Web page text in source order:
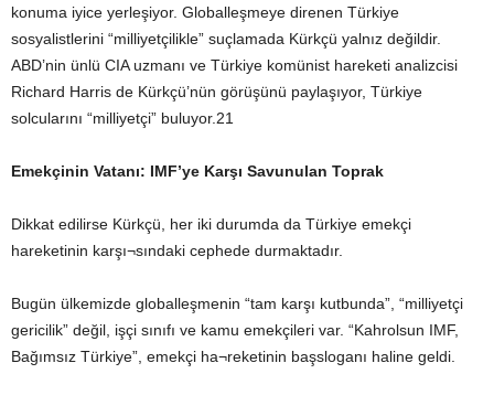
konuma iyice yerleşiyor. Globalleşmeye direnen Türkiye
sosyalistlerini “milliyetçilikle” suçlamada Kürkçü yalnız değildir.
ABD’nin ünlü CIA uzmanı ve Türkiye komünist hareketi analizcisi
Richard Harris de Kürkçü’nün görüşünü paylaşıyor, Türkiye
solcularını “milliyetçi” buluyor.21
Emekçinin Vatanı: IMF’ye Karşı Savunulan Toprak
Dikkat edilirse Kürkçü, her iki durumda da Türkiye emekçi
hareketinin karşı¬sındaki cephede durmaktadır.
Bugün ülkemizde globalleşmenin “tam karşı kutbunda”, “milliyetçi
gericilik” değil, işçi sınıfı ve kamu emekçileri var. “Kahrolsun IMF,
Bağımsız Türkiye”, emekçi ha¬reketinin başsloganı haline geldi.